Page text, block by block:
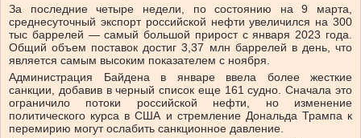
За последние четыре недели, по состоянию на 9 марта,
среднесуточный экспорт российской нефти увеличился на 300
тыс баррелей — самый большой прирост с января 2023 года.
Общий объем поставок достиг 3,37 млн баррелей в день, что
является самым высоким показателем с ноября.
Администрация Байдена в январе ввела более жесткие
санкции, добавив в черный список еще 161 судно. Сначала это
ограничило потоки российской нефти, но изменение
политического курса в США и стремление Дональда Трампа к
перемирию могут ослабить санкционное давление.